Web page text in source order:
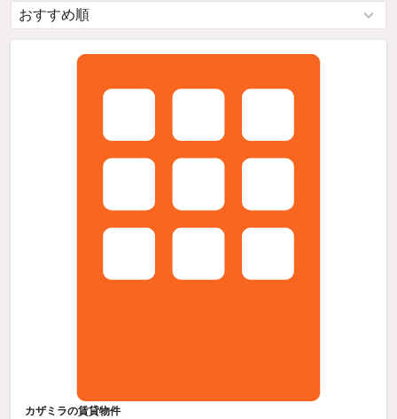
カザミラの賃貸物件